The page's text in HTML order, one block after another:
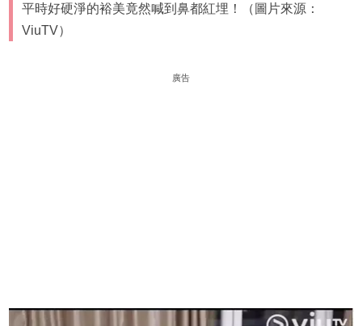
平時好硬淨的裕美竟然喊到鼻都紅埋！（圖片來源：
ViuTV）
廣告